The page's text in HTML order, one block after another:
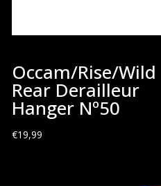
Occam/Rise/Wild
Rear Derailleur
Hanger Nº50
€19,99